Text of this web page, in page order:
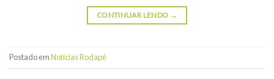
CONTINUAR LENDO →
Postado emNotícias Rodapé